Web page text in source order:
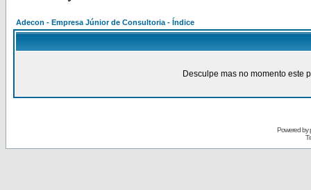
Adecon - Empresa Júnior de Consultoria - Índice
Desculpe mas no momento este
Powered by